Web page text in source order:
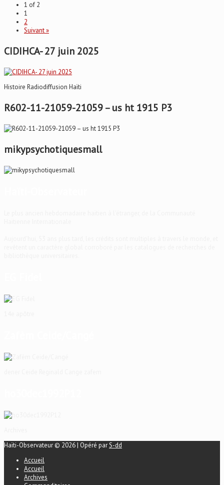
1 of 2
1
2
Suivant »
CIDIHCA- 27 juin 2025
Histoire Radiodiffusion Haïti
R602-11-21059-21059 – us ht 1915 P3
mikypsychotiquesmall
Haïti-Observateur © 2026 | Opéré parS-dd
Accueil
Accueil
Archives